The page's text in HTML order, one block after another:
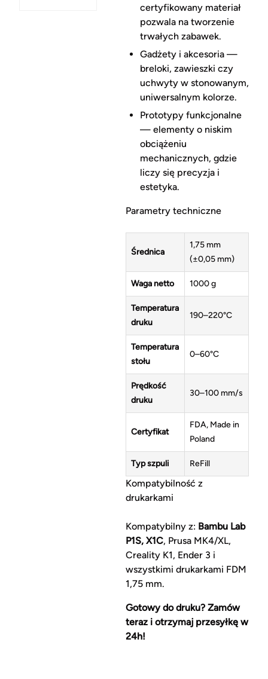
certyfikowany materiał
pozwala na tworzenie
trwałych zabawek.
Gadżety i akcesoria —
breloki, zawieszki czy
uchwyty w stonowanym,
uniwersalnym kolorze.
Prototypy funkcjonalne
— elementy o niskim
obciążeniu
mechanicznych, gdzie
liczy się precyzja i
estetyka.
Parametry techniczne
Średnica
1,75 mm
(±0,05 mm)
Waga netto 1000 g
Temperatura
druku
190–220°C
Temperatura
stołu
0–60°C
Prędkość
druku
30–100 mm/s
Certyfikat
FDA, Made in
Poland
Typ szpuli ReFill
Kompatybilność z
drukarkami
Kompatybilny z: Bambu Lab
P1S, X1C, Prusa MK4/XL,
Creality K1, Ender 3 i
wszystkimi drukarkami FDM
1,75 mm.
Gotowy do druku? Zamów
teraz i otrzymaj przesyłkę w
24h!